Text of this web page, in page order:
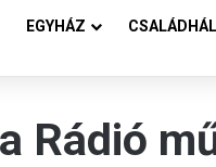
EGYHÁZ
Rádió